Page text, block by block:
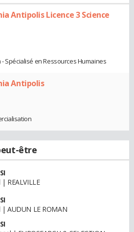
Antipolis Licence 3 Science
Spécialisé en Ressources Humaines
Antipolis
être
REALVILLE
AUDUN LE ROMAN